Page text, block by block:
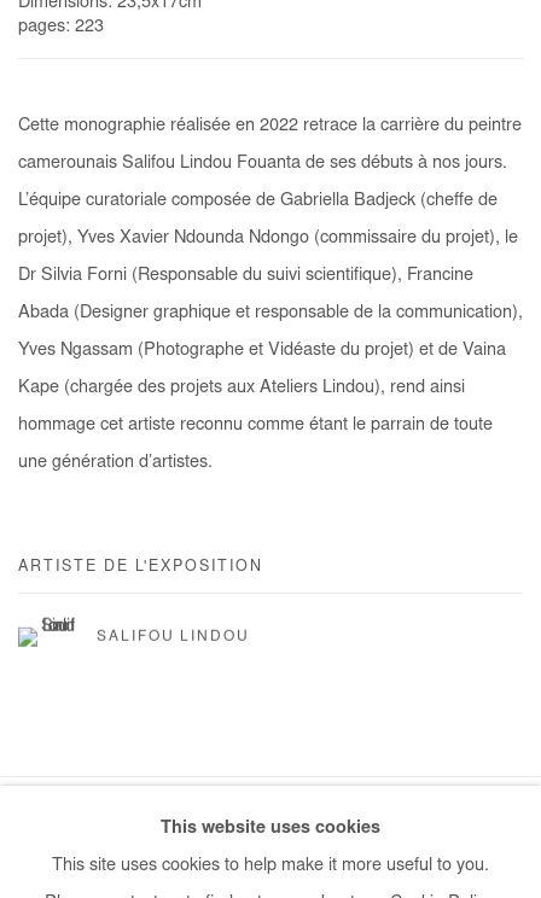
pages: 223
Cette monographie réalisée en 2022 retrace la carrière du peintre
camerounais Salifou Lindou Fouanta de ses débuts à nos jours.
L’équipe curatoriale composée de Gabriella Badjeck (cheffe de
projet), Yves Xavier Ndounda Ndongo (commissaire du projet), le
Dr Silvia Forni (Responsable du suivi scientifique), Francine
Abada (Designer graphique et responsable de la communication),
Yves Ngassam (Photographe et Vidéaste du projet) et de Vaina
Kape (chargée des projets aux Ateliers Lindou), rend ainsi
hommage cet artiste reconnu comme étant le parrain de toute
une génération d’artistes.
ARTISTE DE L'EXPOSITION
SALIFOU LINDOU
COPYRIGHT © #2026# AFIKARIS SITE BY ARTLOGIC
This website uses cookies
This site uses cookies to help make it more useful to you.